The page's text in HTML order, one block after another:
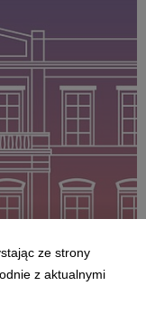
siedziby
ze strony
z aktualnymi